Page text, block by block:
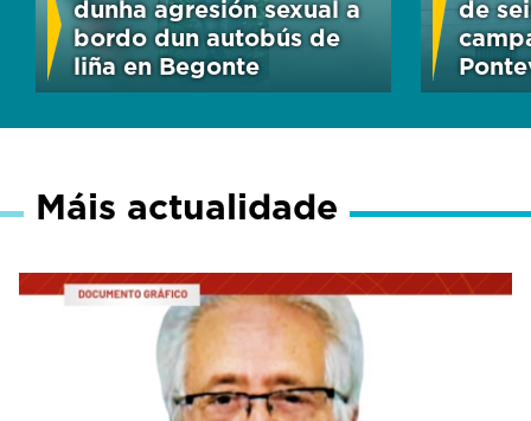
dunha agresión sexual a
bordo dun autobús de
liña en Begonte
de
Máis actualidade